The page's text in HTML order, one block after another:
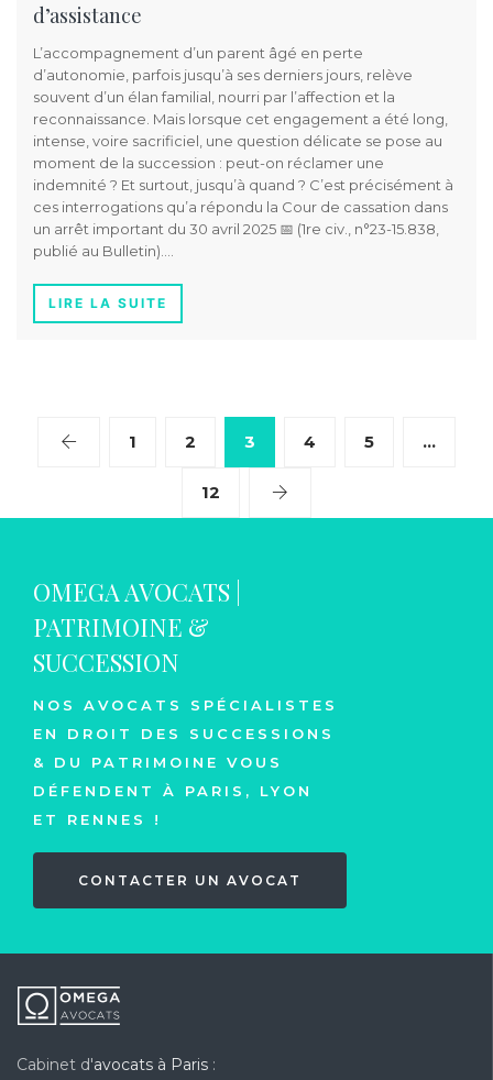
d’assistance
L’accompagnement d’un parent âgé en perte
d’autonomie, parfois jusqu’à ses derniers jours, relève
souvent d’un élan familial, nourri par l’affection et la
reconnaissance. Mais lorsque cet engagement a été long,
intense, voire sacrificiel, une question délicate se pose au
moment de la succession : peut-on réclamer une
indemnité ? Et surtout, jusqu’à quand ? C’est précisément à
ces interrogations qu’a répondu la Cour de cassation dans
un arrêt important du 30 avril 2025 📅 (1re civ., n°23-15.838,
publié au Bulletin)….
LIRE LA SUITE
1 2 3 4 5 …
12
OMEGA AVOCATS |
PATRIMOINE &
SUCCESSION
NOS AVOCATS SPÉCIALISTES
EN DROIT DES SUCCESSIONS
& DU PATRIMOINE VOUS
DÉFENDENT À PARIS, LYON
ET RENNES !
CONTACTER UN AVOCAT
Cabinet d'avocats à Paris :